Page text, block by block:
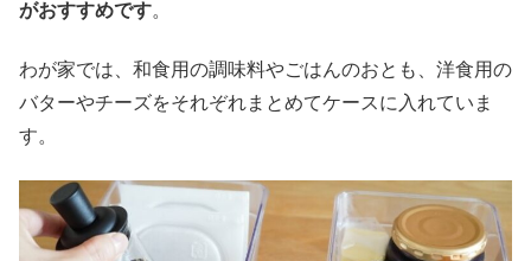
がおすすめです。
わが家では、和食用の調味料やごはんのおとも、洋食用の
バターやチーズをそれぞれまとめてケースに入れていま
す。